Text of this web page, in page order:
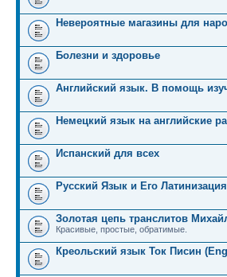
Невероятные магазины для
Болезни и здоровье
Английский язык. В помощь
Немецкий язык на английские
Испанский для всех
Русский Язык и Его Латинизация
Золотая цепь транслитов
Красивые, простые, обратимые.
Креольский язык Ток Писин